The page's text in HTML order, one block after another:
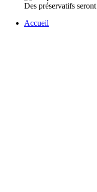
Des préservatifs
Accueil